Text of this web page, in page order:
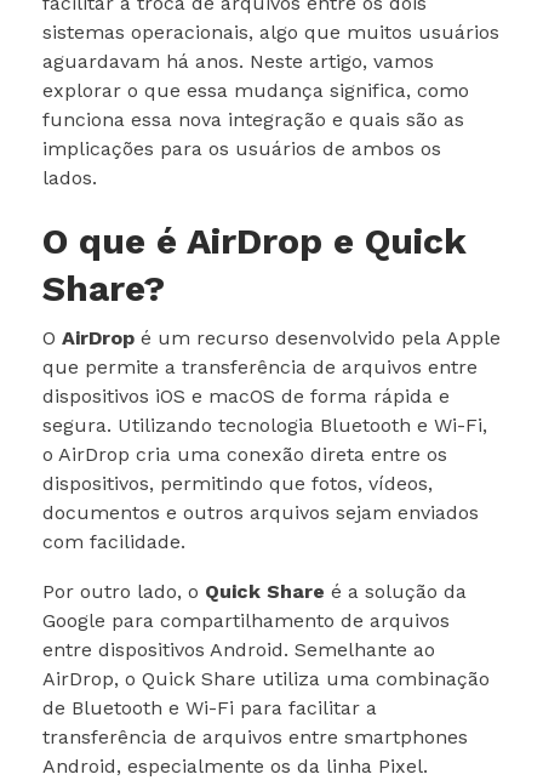
sistemas operacionais, algo que muitos usuários
aguardavam há anos. Neste artigo, vamos
explorar o que essa mudança significa, como
funciona essa nova integração e quais são as
implicações para os usuários de ambos os
lados.
O que é AirDrop e Quick
Share?
O AirDrop é um recurso desenvolvido pela Apple
que permite a transferência de arquivos entre
dispositivos iOS e macOS de forma rápida e
segura. Utilizando tecnologia Bluetooth e Wi-Fi,
o AirDrop cria uma conexão direta entre os
dispositivos, permitindo que fotos, vídeos,
documentos e outros arquivos sejam enviados
com facilidade.
Por outro lado, o Quick Share é a solução da
Google para compartilhamento de arquivos
entre dispositivos Android. Semelhante ao
AirDrop, o Quick Share utiliza uma combinação
de Bluetooth e Wi-Fi para facilitar a
transferência de arquivos entre smartphones
Android, especialmente os da linha Pixel.